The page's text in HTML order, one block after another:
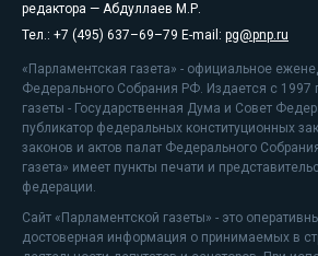
редактора — Абдуллаев М.Р.
Тел.: +7 (495) 637–69–79 E-mail: pg@pnp.ru
«Парламентская газета» - официальное
Федерального Собрания РФ. Издается с 1997
газеты - Государственная Дума и Совет
публикатор федеральных конституционных
законов и актов палат Федерального
газета» имеет пункты печати и
федерации.
Сайт «Парламентской газеты» - это
достоверная информация о принимаемых в